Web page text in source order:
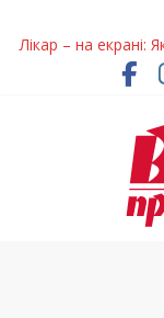
Лікар – на екрані:
Дніпропетровщині
У Дніпрі триває
Пошуки тривають:
розташування
Ветерани